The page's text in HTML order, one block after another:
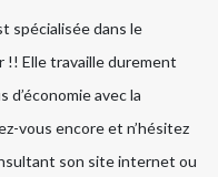
spécialisée dans le
!! Elle travaille durement
avec la
vous encore et n’hésitez
son site internet ou